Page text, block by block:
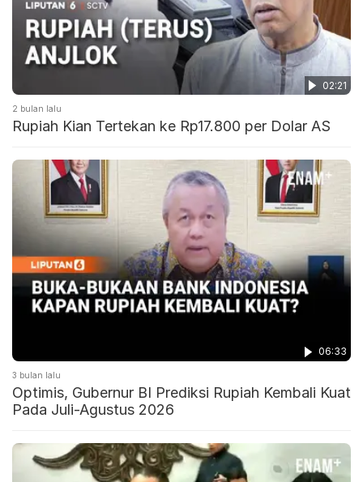
02:21
2 bulan lalu
Rupiah Kian Tertekan ke Rp17.800 per Dolar AS
06:33
3 bulan lalu
Optimis, Gubernur BI Prediksi Rupiah Kembali Kuat
Pada Juli-Agustus 2026